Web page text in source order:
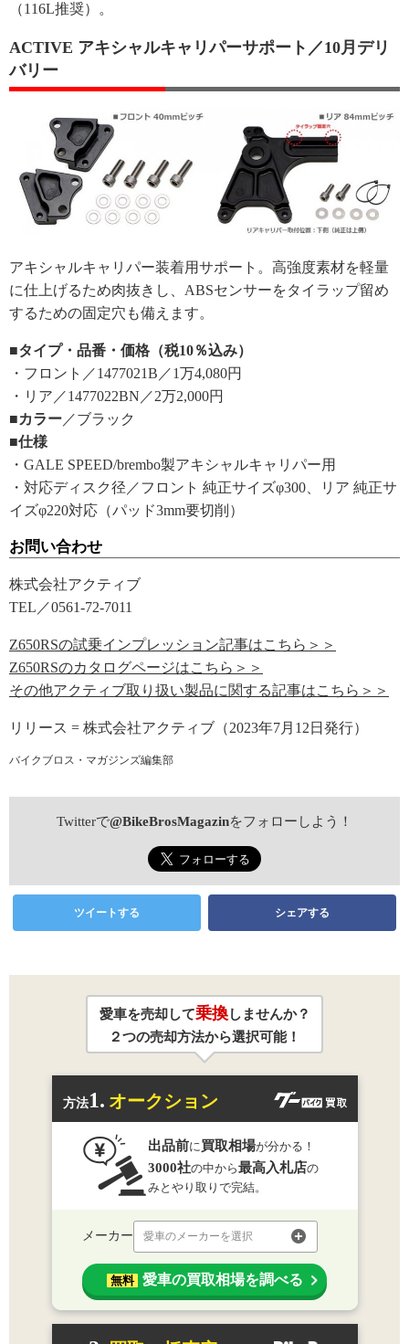
（116L推奨）。
ACTIVE アキシャルキャリパーサポート／10月デリ
バリー
アキシャルキャリパー装着用サポート。高強度素材を軽量
に仕上げるため肉抜きし、ABSセンサーをタイラップ留め
するための固定穴も備えます。
■タイプ・品番・価格（税10％込み）
・フロント／1477021B／1万4,080円
・リア／1477022BN／2万2,000円
■カラー ／ブラック
■仕様
・GALE SPEED/brembo製アキシャルキャリパー用
・対応ディスク径／フロント 純正サイズφ300、リア 純正サ
イズφ220対応（パッド3mm要切削）
お問い合わせ
株式会社アクティブ
TEL／0561-72-7011
Z650RSの試乗インプレッション記事はこちら＞＞
Z650RSのカタログページはこちら＞＞
その他アクティブ取り扱い製品に関する記事はこちら＞＞
リリース = 株式会社アクティブ（2023年7月12日発行）
バイクブロス・マガジンズ編集部
Twitterで@BikeBrosMagazinをフォローしよう！
ツイートする シェアする
愛車を売却して乗換しませんか？
２つの売却方法から選択可能！
方法1. オークション
出品前に 買取相場が分かる！
3000社の中から最高入札店の
みとやり取りで完結。
メーカー 愛車のメーカーを選択
無料 愛車の買取相場を調べる